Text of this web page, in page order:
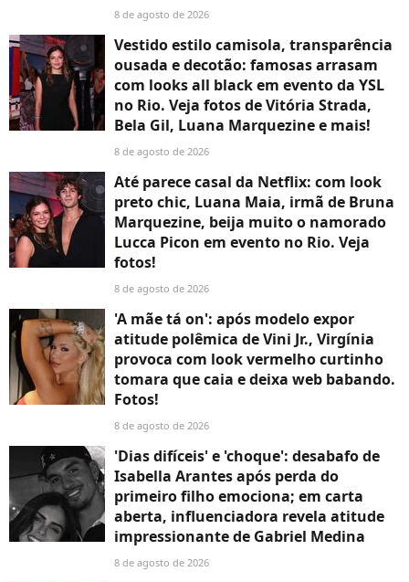
8 de agosto de 2026
Vestido estilo camisola, transparência
ousada e decotão: famosas arrasam
com looks all black em evento da YSL
no Rio. Veja fotos de Vitória Strada,
Bela Gil, Luana Marquezine e mais!
8 de agosto de 2026
Até parece casal da Netflix: com look
preto chic, Luana Maia, irmã de Bruna
Marquezine, beija muito o namorado
Lucca Picon em evento no Rio. Veja
fotos!
8 de agosto de 2026
'A mãe tá on': após modelo expor
atitude polêmica de Vini Jr., Virgínia
provoca com look vermelho curtinho
tomara que caia e deixa web babando.
Fotos!
8 de agosto de 2026
'Dias difíceis' e 'choque': desabafo de
Isabella Arantes após perda do
primeiro filho emociona; em carta
aberta, influenciadora revela atitude
impressionante de Gabriel Medina
8 de agosto de 2026